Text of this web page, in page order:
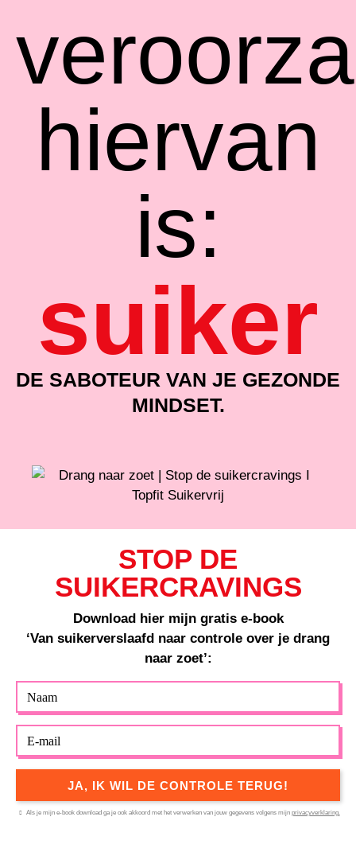
hiervan
is:
suiker
DE SABOTEUR VAN JE GEZONDE
MINDSET.
STOP DE
SUIKERCRAVINGS
Download hier mijn gratis e-book
‘Van suikerverslaafd naar controle over je drang
naar zoet’:
Naam
Email
JA, IK WIL DE CONTROLE TERUG!
Als je mijn e-book download ga je ook akkoord met het verwerken van jouw gegevens volgens mijn privacyverklaring.